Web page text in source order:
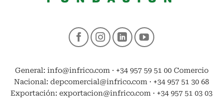
General: info@infrico.com · +34 957 59 51 00 Comercio
Nacional: depcomercial@infrico.com · +34 957 51 30 68
Exportación: exportacion@infrico.com · +34 957 51 03 03